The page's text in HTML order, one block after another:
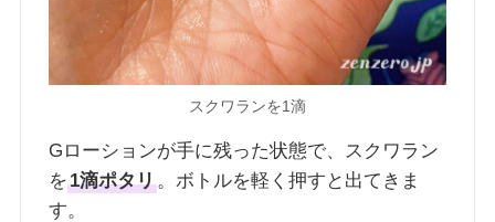
スクワランを1滴
Gローションが手に残った状態で、スクワラン
を1滴ポタリ。ボトルを軽く押すと出てきま
す。